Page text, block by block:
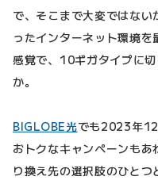
で、そこまで大変ではな
ったインターネット環境
感覚で、10ギガタイプに
か。
BIGLOBE光でも2023年12
おトクなキャンペーンも
り換え先の選択肢のひとつ